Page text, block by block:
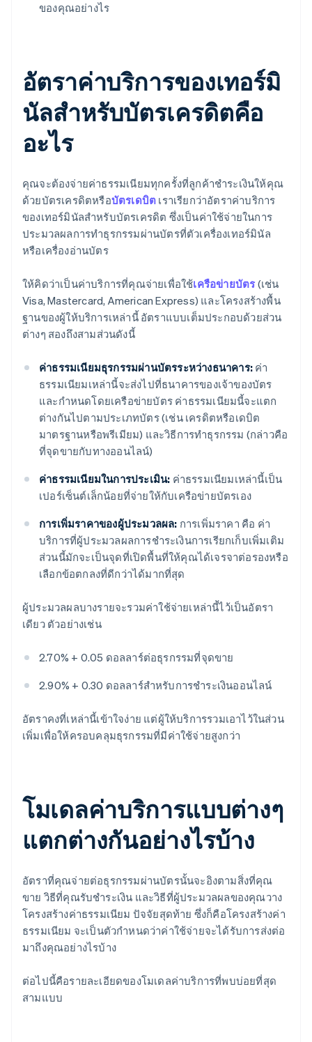
ของคุณอย่างไร
อัตราค่าบริการของเทอร์มิ
นัลสำหรับบัตรเครดิตคือ
อะไร
คุณจะต้องจ่ายค่าธรรมเนียมทุกครั้งที่ลูกค้าชำระเงินให้คุณ
ด้วยบัตรเครดิตหรือบัตรเดบิต เราเรียกว่าอัตราค่าบริการ
ของเทอร์มินัลสำหรับบัตรเครดิต ซึ่งเป็นค่าใช้จ่ายในการ
ประมวลผลการทำธุรกรรมผ่านบัตรที่ตัวเครื่องเทอร์มินัล
หรือเครื่องอ่านบัตร
ให้คิดว่าเป็นค่าบริการที่คุณจ่ายเพื่อใช้เครือข่ายบัตร(เช่น
Visa, Mastercard, American Express) และโครงสร้างพื้น
ฐานของผู้ให้บริการเหล่านี้ อัตราแบบเต็มประกอบด้วยส่วน
ต่างๆ สองถึงสามส่วนดังนี้
ค่าธรรมเนียมธุรกรรมผ่านบัตรระหว่างธนาคาร: ค่า
ธรรมเนียมเหล่านี้จะส่งไปที่ธนาคารของเจ้าของบัตร
และกำหนดโดยเครือข่ายบัตร ค่าธรรมเนียมนี้จะแตก
ต่างกันไปตามประเภทบัตร (เช่น เครดิตหรือเดบิต
มาตรฐานหรือพรีเมียม) และวิธีการทำธุรกรรม (กล่าวคือ
ที่จุดขายกับทางออนไลน์)
ค่าธรรมเนียมในการประเมิน: ค่าธรรมเนียมเหล่านี้เป็น
เปอร์เซ็นต์เล็กน้อยที่จ่ายให้กับเครือข่ายบัตรเอง
การเพิ่มราคาของผู้ประมวลผล: การเพิ่มราคา คือ ค่า
บริการที่ผู้ประมวลผลการชำระเงินการเรียกเก็บเพิ่มเติม
ส่วนนี้มักจะเป็นจุดที่เปิดพื้นที่ให้คุณได้เจรจาต่อรองหรือ
เลือกข้อตกลงที่ดีกว่าได้มากที่สุด
ผู้ประมวลผลบางรายจะรวมค่าใช้จ่ายเหล่านี้ไว้เป็นอัตรา
เดียว ตัวอย่างเช่น
2.70% + 0.05 ดอลลาร์ต่อธุรกรรมที่จุดขาย
2.90% + 0.30 ดอลลาร์สำหรับการชำระเงินออนไลน์
อัตราคงที่เหล่านี้เข้าใจง่าย แต่ผู้ให้บริการรวมเอาไว้ในส่วน
เพิ่มเพื่อให้ครอบคลุมธุรกรรมที่มีค่าใช้จ่ายสูงกว่า
โมเดลค่าบริการแบบต่างๆ
แตกต่างกันอย่างไรบ้าง
อัตราที่คุณจ่ายต่อธุรกรรมผ่านบัตรนั้นจะอิงตามสิ่งที่คุณ
ขาย วิธีที่คุณรับชำระเงิน และวิธีที่ผู้ประมวลผลของคุณวาง
โครงสร้างค่าธรรมเนียม ปัจจัยสุดท้าย ซึ่งก็คือโครงสร้างค่า
ธรรมเนียม จะเป็นตัวกำหนดว่าค่าใช้จ่ายจะได้รับการส่งต่อ
มาถึงคุณอย่างไรบ้าง
ต่อไปนี้คือรายละเอียดของโมเดลค่าบริการที่พบบ่อยที่สุด
สามแบบ